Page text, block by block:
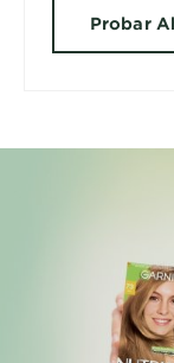
Probar